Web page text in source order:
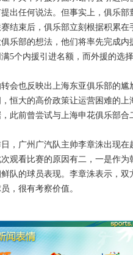
出任何说法。但事实上，俱乐
结束后，俱乐部立刻根据积累
乐部的想法，他们将率先完成
5个内援引进名额，而外援的选
也反映出上海东亚俱乐部的尴
恒大的高价政策让运营困难的
此前曾尝试与上海申花俱乐部合
广州广汽队主帅李章洙出现在
观看比赛的原因有二，一是作
队的球员表现。李章洙表示，
，很有考察价值。